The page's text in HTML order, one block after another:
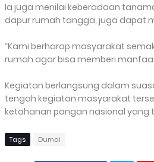
Ia juga menilai keberadaan
dapur rumah tangga, juga dapat
“Kami berharap masyarakat
rumah agar bisa memberi
Kegiatan berlangsung dalam
tengah kegiatan masyarakat
ketahanan pangan nasional yang
Tags Dumai